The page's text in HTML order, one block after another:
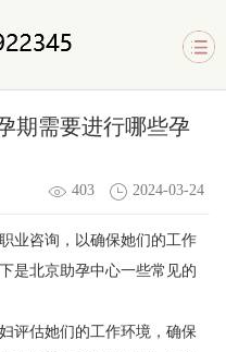
期需要进行哪些孕
403 2024-03-24
业咨询，以确保她们的工作
是北京助孕中心一些常见的
评估她们的工作环境，确保